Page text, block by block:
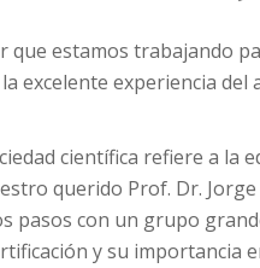
que estamos trabajando
excelente experiencia del
científica refiere a la
querido Prof. Dr.
pasos con un grupo
y su importancia